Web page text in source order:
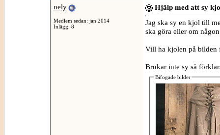
nely
Medlem sedan: jan 2014
Inlägg: 8
Hjälp med att sy
Jag ska sy en kjol till
ska göra eller om
Vill ha kjolen på bilden
Brukar inte sy så
Bifogade bilder